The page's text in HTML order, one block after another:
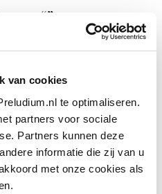
van cookies
te optimaliseren.
partners voor sociale
Partners kunnen deze
informatie die zij van u
met onze cookies als
voor “”.